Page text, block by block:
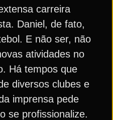
carreira
Daniel, de fato,
E não ser, não
atividades no
Há tempos que
diversos clubes e
imprensa pede
se profissionalize.